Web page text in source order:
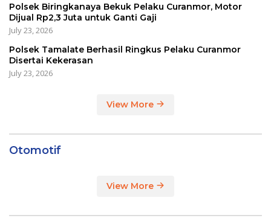
Polsek Biringkanaya Bekuk Pelaku Curanmor, Motor
Dijual Rp2,3 Juta untuk Ganti Gaji
July 23, 2026
Polsek Tamalate Berhasil Ringkus Pelaku Curanmor
Disertai Kekerasan
July 23, 2026
View More
Otomotif
View More